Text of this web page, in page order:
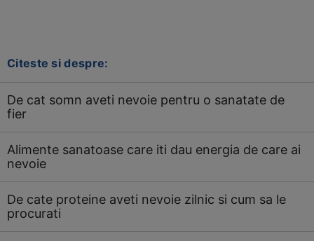
Citeste si despre:
De cat somn aveti nevoie pentru o sanatate de
fier
Alimente sanatoase care iti dau energia de care ai
nevoie
De cate proteine aveti nevoie zilnic si cum sa le
procurati